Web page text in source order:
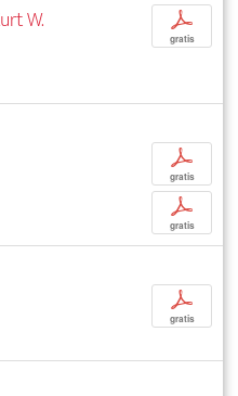
W.
p
gratis
p
gratis
p
gratis
p
gratis